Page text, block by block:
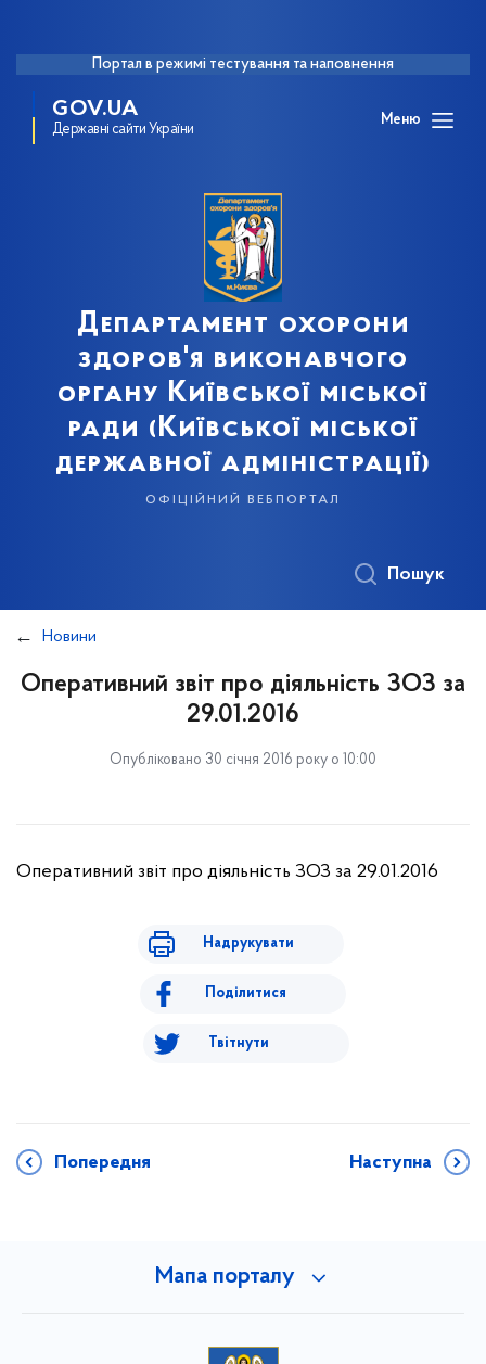
Портал в режимі тестування та наповнення
GOV.UA
Державні сайти України
Меню
Департамент охорони
здоров'я виконавчого
органу Київської міської
ради (Київської міської
державної адміністрації)
офіційний вебпортал
Пошук
Новини
Оперативний звіт про діяльність ЗОЗ за
29.01.2016
Опубліковано 30 січня 2016 року о 10:00
Оперативний звіт про діяльність ЗОЗ за 29.01.2016
Надрукувати
Поділитися
Твітнути
Попередня Наступна
Мапа порталу